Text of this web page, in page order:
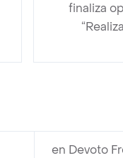
finaliza
en Devoto